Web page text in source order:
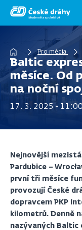
Přejít
navigace
Pro média
Baltic
měsíce. Od
na noční
17. 3. 2025 - 11:00
Nejnovější
Pardubice –
první tři měsíce
provozují České
dopravcem PKP
kilometrů. Denně
nazývaných Baltic